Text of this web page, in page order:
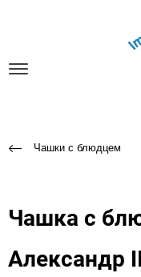
Чашки с блюдцем
Чашка с
Александр